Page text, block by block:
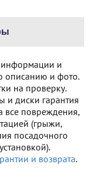
информации и
описанию и фото.
на проверку.
и диски гарантия
все повреждения,
(грыжи,
посадочного
и возврата.